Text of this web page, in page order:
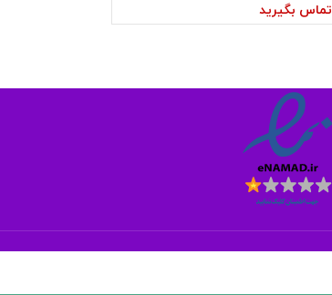
تماس بگیرید